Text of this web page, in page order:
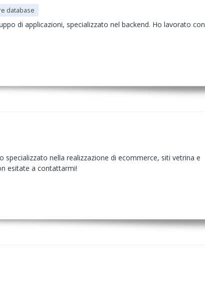
database
di applicazioni, specializzato nel backend. Ho lavorato con
nella realizzazione di ecommerce, siti vetrina e
esitate a contattarmi!